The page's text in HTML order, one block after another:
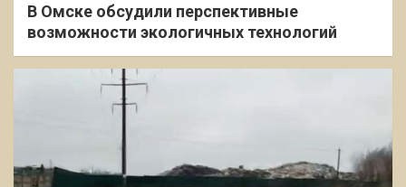
В Омске обсудили перспективные
возможности экологичных технологий